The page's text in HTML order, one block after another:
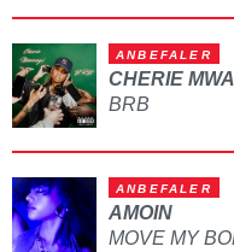
ANBEFALER
CHERIE
BRB
ANBEFALER
AMOIN
MOVE MY